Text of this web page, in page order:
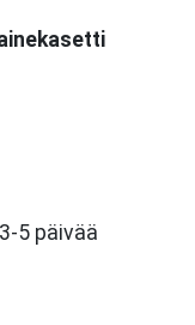
3-5 päivää